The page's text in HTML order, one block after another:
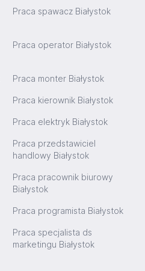
Praca spawacz Białystok
Praca operator Białystok
Praca monter Białystok
Praca kierownik Białystok
Praca elektryk Białystok
Praca przedstawiciel
handlowy Białystok
Praca pracownik biurowy
Białystok
Praca programista Białystok
Praca specjalista ds
marketingu Białystok